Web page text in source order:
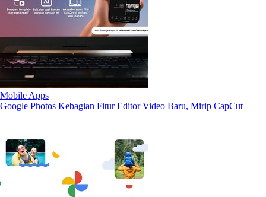
Mobile Apps
Google Photos Kebagian Fitur Editor Video Baru, Mirip CapCut